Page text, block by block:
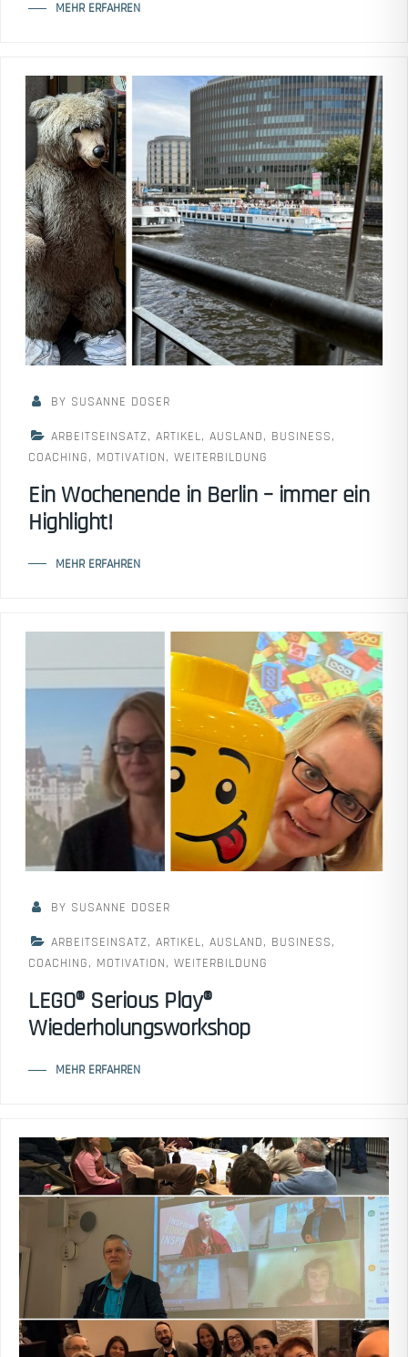
MEHR ERFAHREN
BY SUSANNE DOSER
ARBEITSEINSATZ, ARTIKEL, AUSLAND, BUSINESS,
COACHING, MOTIVATION, WEITERBILDUNG
Ein Wochenende in Berlin – immer ein
Highlight!
MEHR ERFAHREN
BY SUSANNE DOSER
ARBEITSEINSATZ, ARTIKEL, AUSLAND, BUSINESS,
COACHING, MOTIVATION, WEITERBILDUNG
LEGO® Serious Play®
Wiederholungsworkshop
MEHR ERFAHREN